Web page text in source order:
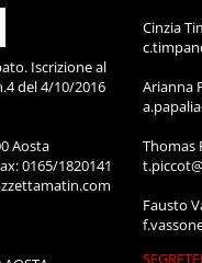
Iscrizione al
del 4/10/2016
Aosta
0165/1820141
Cinzia
Arianna
Thomas
Fausto